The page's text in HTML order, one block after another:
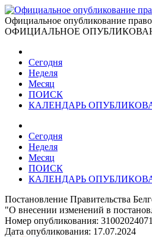
Официальное опубликование
ОФИЦИАЛЬНОЕ
Сегодня
Неделя
Месяц
ПОИСК
КАЛЕНДАРЬ
Сегодня
Неделя
Месяц
ПОИСК
КАЛЕНДАРЬ
Постановление Правительства
"О внесении изменений в
Номер опубликования:
Дата опубликования: 17.07.2024